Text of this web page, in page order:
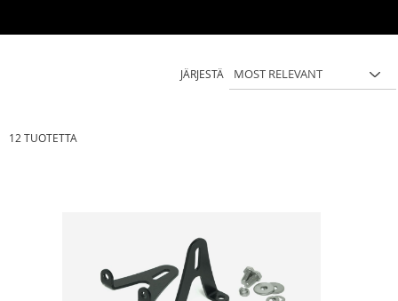
12TUOTETTA
JÄRJESTÄ